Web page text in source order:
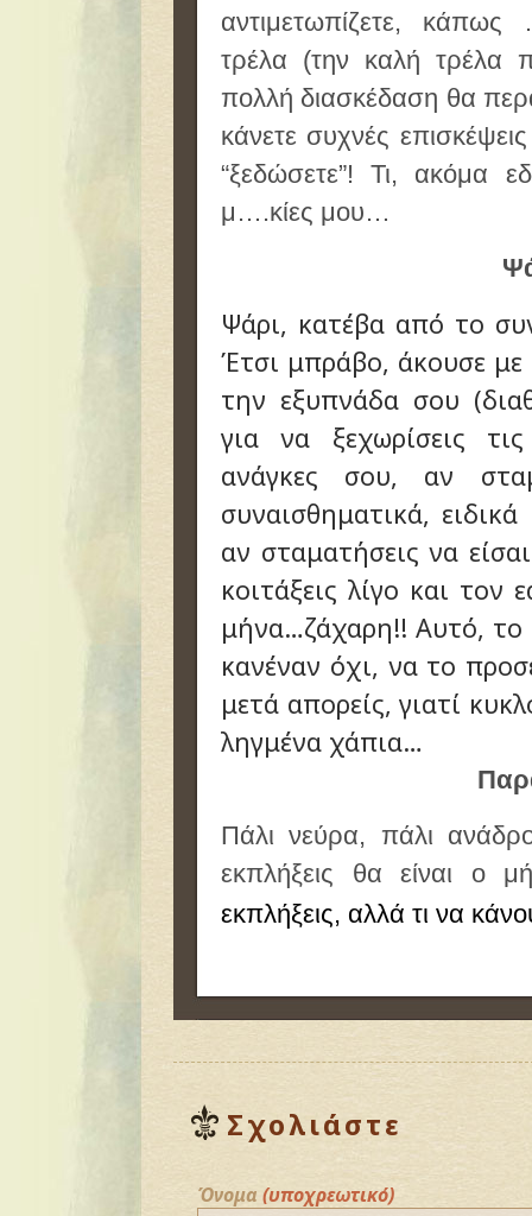
αντιμετωπίζετε,
τρέλα (την καλή τρέλα
πολλή διασκέδαση θα
κάνετε συχνές
“ξεδώσετε”! Τι, ακόμα
μ….κίες μου…
Ψάρι, κατέβα από το
Έτσι μπράβο, άκουσε
την εξυπνάδα σου
για να ξεχωρίσεις
ανάγκες σου, αν
συναισθηματικά,
αν σταματήσεις να
κοιτάξεις λίγο και τον
μήνα…ζάχαρη!! Αυτό, το
κανέναν όχι, να το
μετά απορείς, γιατί
ληγμένα χάπια…
Πάλι νεύρα, πάλι
εκπλήξεις θα είναι ο
εκπλήξεις, αλλά τι να
Σχολιάστε
Όνομα (υποχρεωτικό)